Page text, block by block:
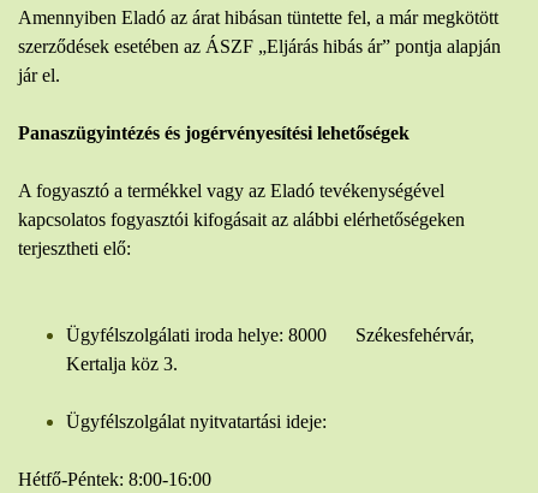
Amennyiben Eladó az árat hibásan tüntette fel, a már megkötött
szerződések esetében az ÁSZF „Eljárás hibás ár” pontja alapján
jár el.
Panaszügyintézés és jogérvényesítési lehetőségek
A fogyasztó a termékkel vagy az Eladó tevékenységével
kapcsolatos fogyasztói kifogásait az alábbi elérhetőségeken
terjesztheti elő:
Ügyfélszolgálati iroda helye: 8000 Székesfehérvár,
Kertalja köz 3.
Ügyfélszolgálat nyitvatartási ideje:
Hétfő-Péntek: 8:00-16:00